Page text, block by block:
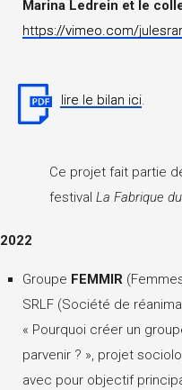
Marina Ledrein et le
https://vimeo.com/
lire le bilan ici.
Ce projet fait partie
festival La Fabrique
2022
Groupe FEMMIR
SRLF (Société de
« Pourquoi créer un
parvenir ? », projet
avec pour objectif